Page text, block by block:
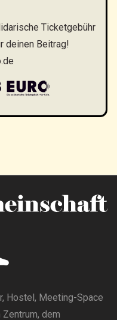
Ticketgebühr
deinen Beitrag!
Hostel, Meeting-Space
dem